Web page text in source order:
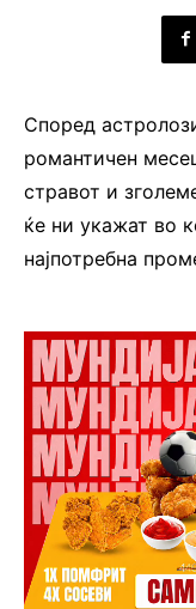
Според
романтичен
стравот и
ќе ни укажат во
најпотребна